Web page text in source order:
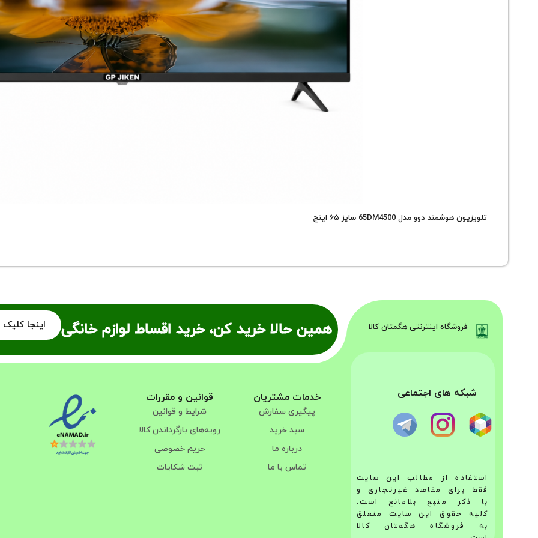
تلویزیون هوشمند دوو مدل 65DM4500 سایز ۶۵ اینچ
همین حالا خرید کن، خرید اقساط لوازم خانگی اینجا کلیک فروشگاه اینترنتی هگمتان کالا
شبکه های اجتماعی
استفاده از مطالب این سایت
فقط برای مقاصد غیرتجاری و
با ذکر منبع بلامانع است.
کلیه حقوق این سایت متعلق
به فروشگاه هگمتان کالا
خدمات مشتریان
پیگیری سفارش
سبد خرید
درباره ما
تماس با ما
قوانین و مقررات
شرایط و قوانین
رویه‌های بازگرداندن کالا
حریم خصوصی
ثبت شکایات